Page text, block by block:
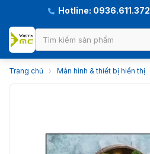
Hotline: 0936.611.372
Trang chủ › Màn hình & thiết bị hiển thị